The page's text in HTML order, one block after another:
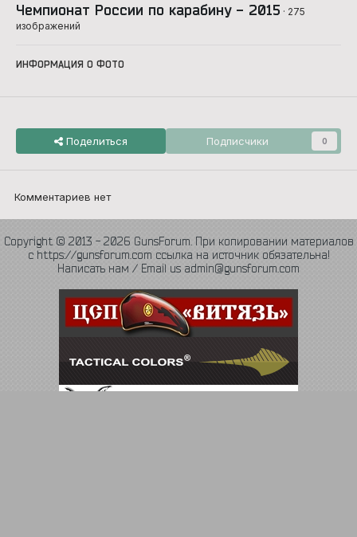
Чемпионат России по карабину - 2015 · 275
изображений
ИНФОРМАЦИЯ О ФОТО
Поделиться Подписчики 0
Комментариев нет
Copyright © 2013 - 2026 GunsForum. При копировании материалов
с https://gunsforum.com ссылка на источник обязательна!
Написать нам / Email us admin@gunsforum.com